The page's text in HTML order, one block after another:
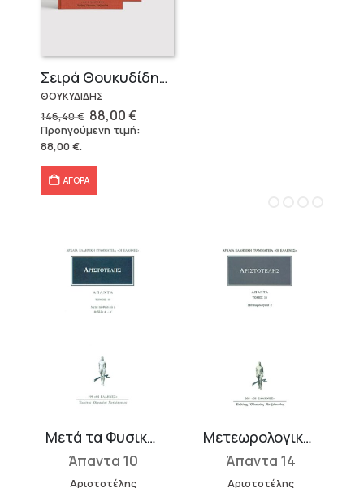
Σειρά Θουκυδίδης – Δεμένο (4 τόμοι)
ΘΟΥΚΥΔΙΔΗΣ
146,40€ Original
price
was:
88,00€Η
τρέχουσα
τιμή
Προηγούμενη τιμή:
88,00€.
ΑΓΟΡΑ
Μετά τα Φυσικά 1 (Α-Δ)
Άπαντα 10
Αριστοτέλης
Μετεωρολογικά 2 (Γ΄, Δ΄)
Άπαντα 14
Αριστοτέλης